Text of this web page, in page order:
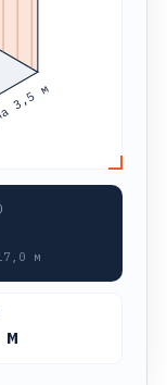
3,5 м
м
м